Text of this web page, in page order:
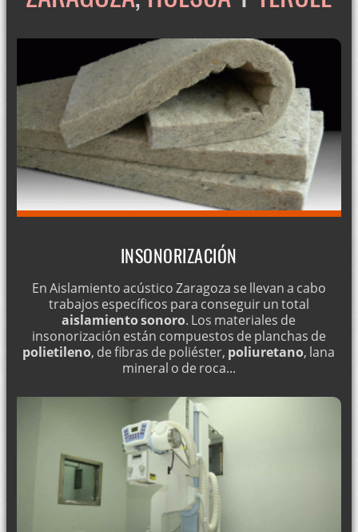
INSONORIZACIÓN
En Aislamiento acústico Zaragoza se llevan a cabo
trabajos específicos para conseguir un total
aislamiento sonoro. Los materiales de
insonorización están compuestos de planchas de
polietileno, de fibras de poliéster, poliuretano, lana
mineral o de roca...